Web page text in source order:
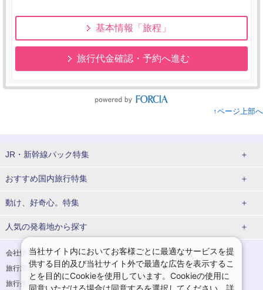
基本情報「旅程」
旅行代金確認・予約へ進む
↑ページ上部へ
JR・新幹線パック特集
tabiwaスペシャル
日帰りTrip
おすすめ国内旅行特集
ユニバーサル・スタジオ・ジャパンへの旅
贅沢時間
動け、好奇心。特集
西の日キャンペーン
こだわり企画 鉄道 京都 美酒旅 祭り花火 期間限定イベント
観光
体験プラン
親子旅
演劇 イベント スポーツ 音楽
人気の発着地から探す
関西→金沢旅 関西→広島旅
関西→岡山旅 関西→博多旅
会社情報
プライバシーポリシー
旅行業登録票・約款
規約集
旅行条件書
商標について
当社サイト内においてお客様ごとに最適なサービスを提
供する目的及び当社サイト外で最適な広告を表示するこ
とを目的にCookieを使用しています。Cookieの使用に
同意いただける場合は同意するを選択してください。詳